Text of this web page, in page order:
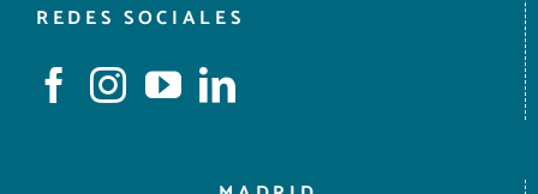
REDES SOCIALES